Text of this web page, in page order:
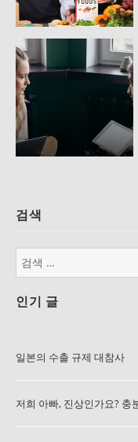
검색
검
색:
인기 글
일본의 수출 규제 대참사
저희 아빠, 진상인가요? 충